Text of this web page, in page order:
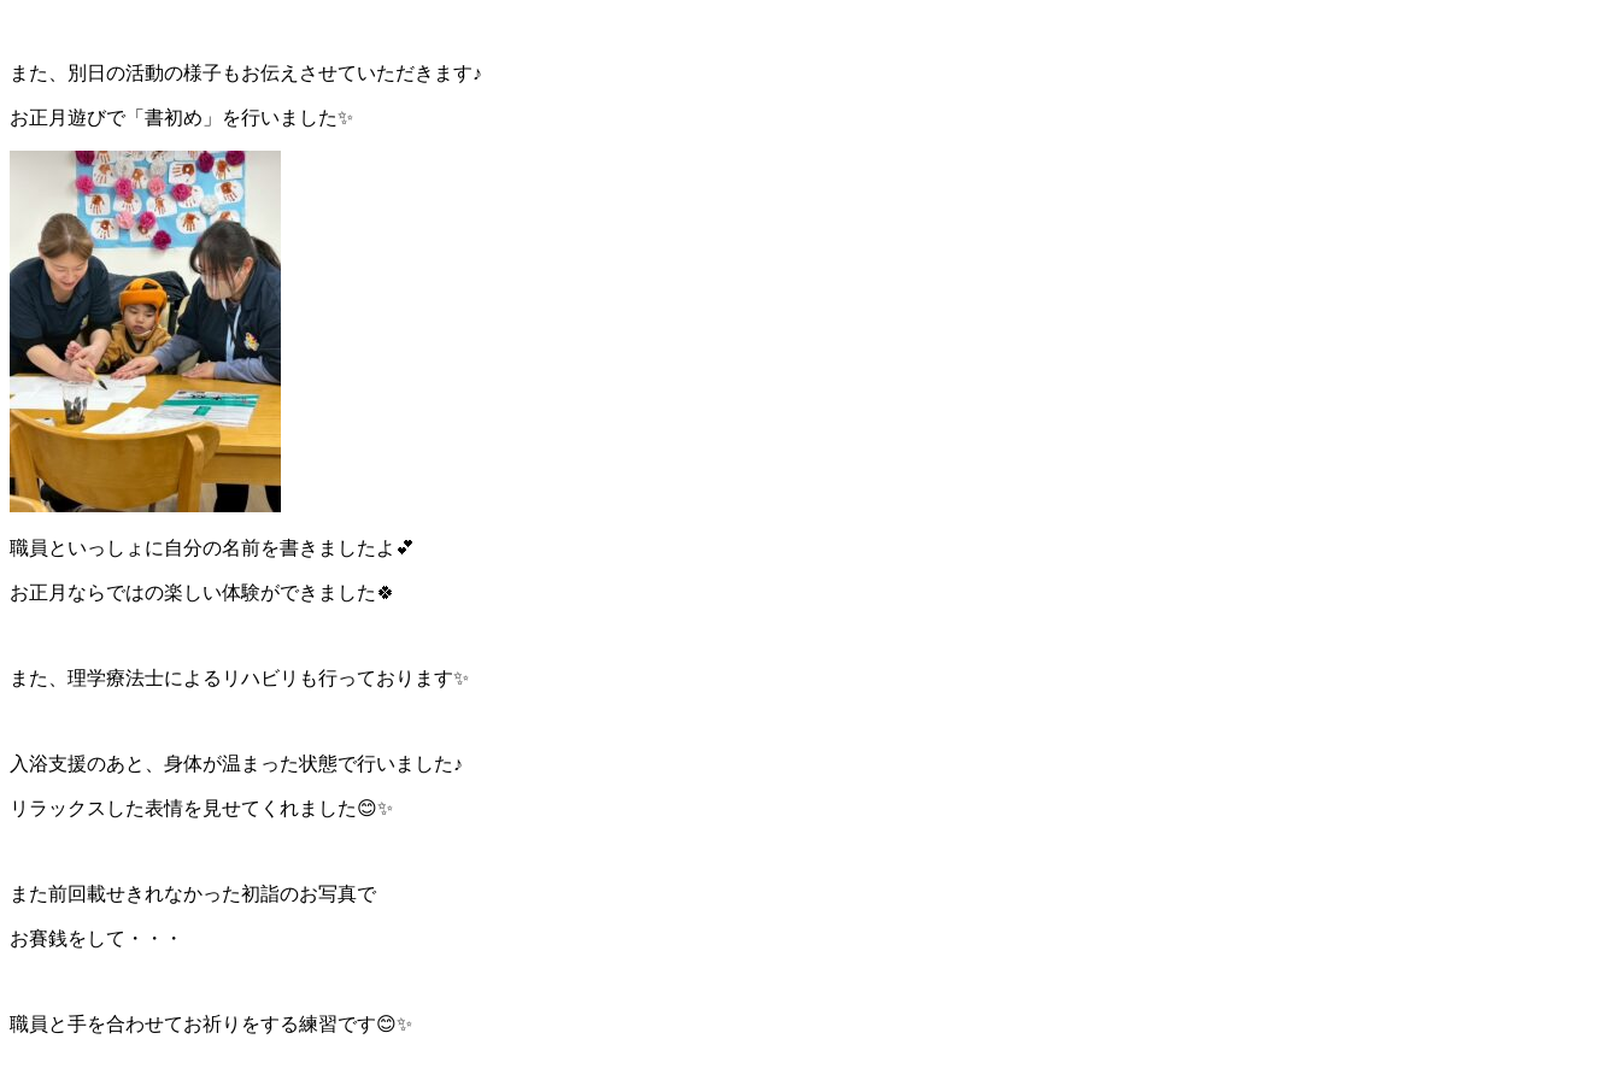
また、別日の活動の様子もお伝えさせていただきます♪
お正月遊びで「書初め」を行いました✨
職員といっしょに自分の名前を書きましたよ💕
お正月ならではの楽しい体験ができました🍀
また、理学療法士によるリハビリも行っております✨
入浴支援のあと、身体が温まった状態で行いました♪
リラックスした表情を見せてくれました😊✨
また前回載せきれなかった初詣のお写真で
お賽銭をして・・・
職員と手を合わせてお祈りをする練習です😊✨